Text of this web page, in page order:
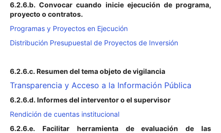
6.2.6.b. Convocar cuando inicie ejecución de programa,
proyecto o contratos.
Programas y Proyectos en Ejecución
Distribución Presupuestal de Proyectos de Inversión
6.2.6.c. Resumen del tema objeto de vigilancia
Transparencia y Acceso a la Información Pública
6.2.6.d. Informes del interventor o el supervisor
Rendición de cuentas institucional
6.2.6.e. Facilitar herramienta de evaluación de las